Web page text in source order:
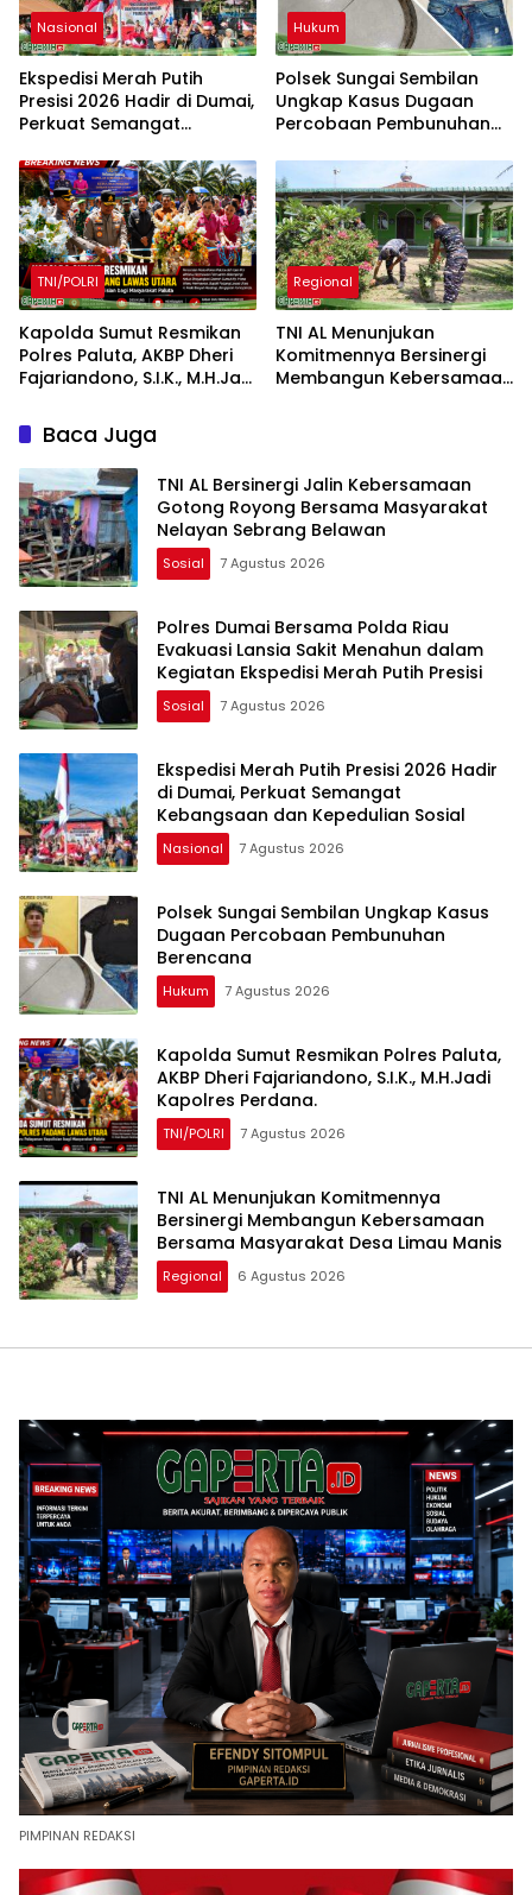
Nasional
Ekspedisi Merah Putih
Presisi 2026 Hadir di Dumai,
Perkuat Semangat
Kepedulian Sosial
Hukum
Polsek Sungai Sembilan
Ungkap Kasus Dugaan
Percobaan Pembunuhan
TNI/POLRI
Kapolda Sumut Resmikan
Polres Paluta, AKBP Dheri
Fajariandono, S.I.K., M.H.Jadi
Regional
TNI AL Menunjukan
Komitmennya Bersinergi
Membangun Kebersamaan
Baca Juga
TNI AL Bersinergi Jalin Kebersamaan
Gotong Royong Bersama Masyarakat
Nelayan Sebrang Belawan
Sosial 7 Agustus 2026
Polres Dumai Bersama Polda Riau
Evakuasi Lansia Sakit Menahun dalam
Kegiatan Ekspedisi Merah Putih Presisi
Sosial 7 Agustus 2026
Ekspedisi Merah Putih Presisi 2026 Hadir
di Dumai, Perkuat Semangat
Kebangsaan dan Kepedulian Sosial
Nasional 7 Agustus 2026
Polsek Sungai Sembilan Ungkap Kasus
Dugaan Percobaan Pembunuhan
Berencana
Hukum 7 Agustus 2026
Kapolda Sumut Resmikan Polres Paluta,
AKBP Dheri Fajariandono, S.I.K., M.H.Jadi
Kapolres Perdana.
TNI/POLRI 7 Agustus 2026
TNI AL Menunjukan Komitmennya
Bersinergi Membangun Kebersamaan
Bersama Masyarakat Desa Limau Manis
Regional 6 Agustus 2026
PIMPINAN REDAKSI